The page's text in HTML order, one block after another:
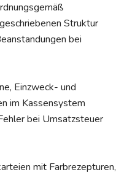
Struktur
bei
Einzweck- und
im Kassensystem
bei Umsatzsteuer
mit Farbrezepturen,